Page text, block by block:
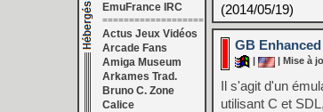
EmuFrance IRC
===================
Actus Jeux Vidéos
Arcade Fans
Amiga Museum
Arkames Trad.
Bruno C. Zone
Calice
(2014/05/19)
GB Enhanced
| Mise à
Il s'agit d'un
utilisant C et